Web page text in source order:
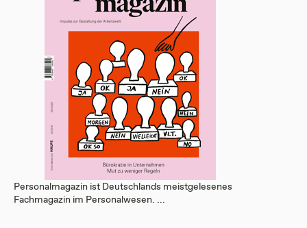
Personalmagazin ist Deutschlands meistgelesenes
Fachmagazin im Personalwesen. ...